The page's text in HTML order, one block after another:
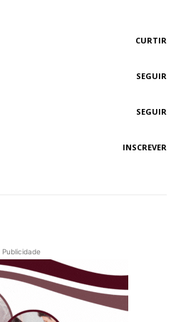
CURTIR
SEGUIR
SEGUIR
INSCREVER
Publicidade